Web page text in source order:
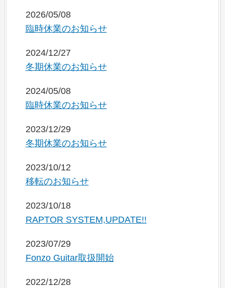
2026/05/08
臨時休業のお知らせ
2024/12/27
冬期休業のお知らせ
2024/05/08
臨時休業のお知らせ
2023/12/29
冬期休業のお知らせ
2023/10/12
移転のお知らせ
2023/10/18
RAPTOR SYSTEM,UPDATE!!
2023/07/29
Fonzo Guitar取扱開始
2022/12/28